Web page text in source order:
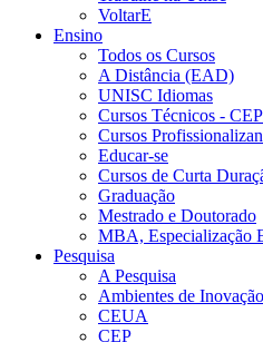
VoltarE
Ensino
Todos os Cursos
A Distância (EAD)
UNISC Idiomas
Cursos Técnicos -
Cursos
Educar-se
Cursos de Curta
Graduação
Mestrado e Doutorado
MBA, Especialização
Pesquisa
A Pesquisa
Ambientes de Inovação
CEUA
CEP